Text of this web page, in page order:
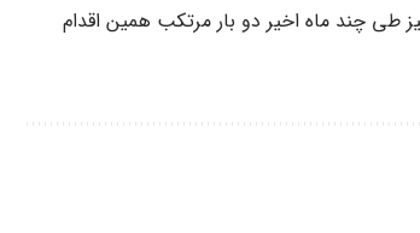
طی چند ماه اخیر دو بار مرتکب همین اقدام